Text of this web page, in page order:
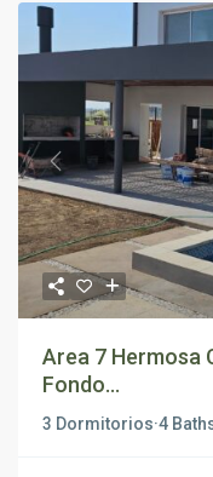
Previous
Area 7 Hermosa
Fondo...
3 Dormitorios·4